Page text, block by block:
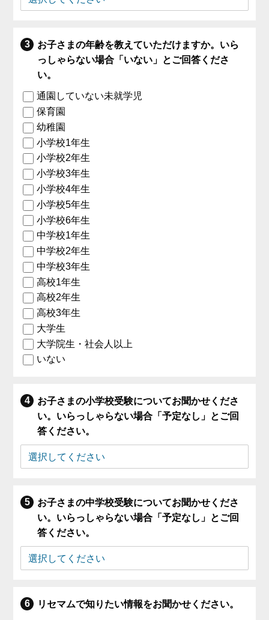
お子さまの年齢を教えていただけますか。いら
っしゃらない場合「いない」とご回答くださ
い。
通園していない未就学児
保育園
幼稚園
小学校1年生
小学校2年生
小学校3年生
小学校4年生
小学校5年生
小学校6年生
中学校1年生
中学校2年生
中学校3年生
高校1年生
高校2年生
高校3年生
大学生
大学院生・社会人以上
いない
お子さまの小学校受験についてお聞かせくださ
い。いらっしゃらない場合「予定なし」とご回
答ください。
お子さまの中学校受験についてお聞かせくださ
い。いらっしゃらない場合「予定なし」とご回
答ください。
リセマムで知りたい情報をお聞かせください。